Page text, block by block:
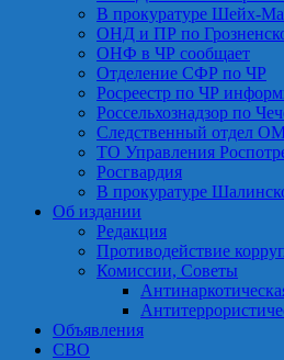
В прокуратуре Шейх-
ОНД и ПР по
ОНФ в ЧР сообщает
Отделение СФР по ЧР
Росреестр по ЧР
Россельхознадзор по
Следственный отдел
ТО Управления
Росгвардия
В прокуратуре
Об издании
Редакция
Противодействие
Комиссии, Советы
Объявления
СВО